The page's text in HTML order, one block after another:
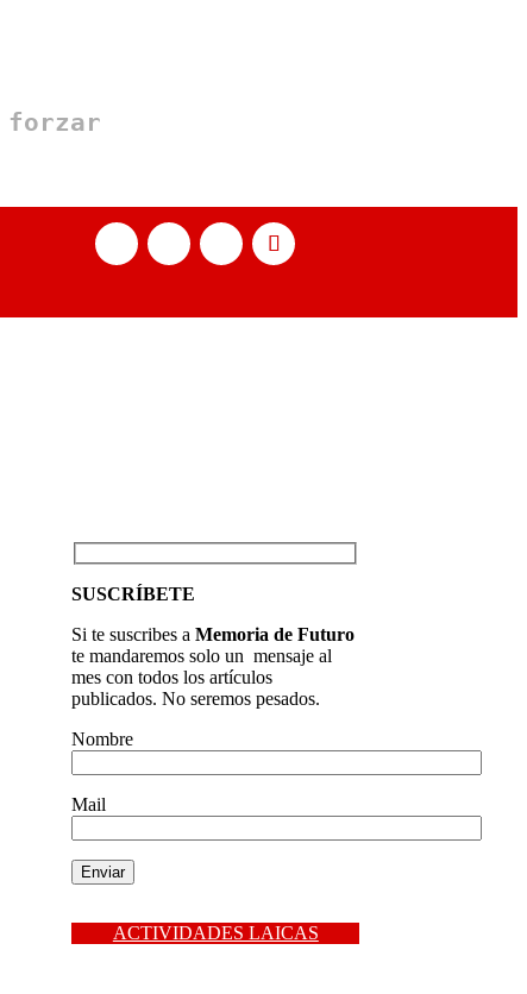
forzar
SUSCRÍBETE
Si te suscribes aMemoria de Futuro
te mandaremos solo un mensaje al
mes con todos los artículos
publicados. No seremos pesados.
Nombre
Mail
ACTIVIDADES LAICAS